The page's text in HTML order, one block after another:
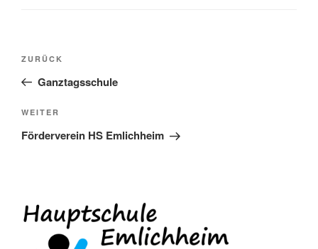
Beitragsnavigation
Vorheriger
Beitrag
ZURÜCK
Ganztagsschule
Nächster
Beitrag
WEITER
Förderverein HS Emlichheim